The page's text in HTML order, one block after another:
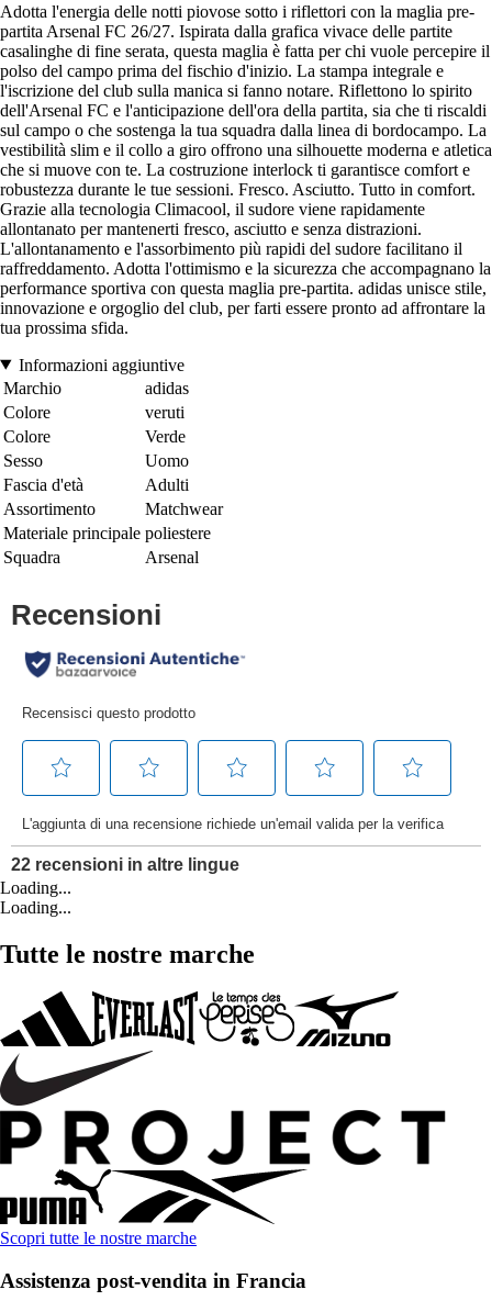
Adotta l'energia delle notti piovose sotto i riflettori con la maglia pre-
partita Arsenal FC 26/27. Ispirata dalla grafica vivace delle partite
casalinghe di fine serata, questa maglia è fatta per chi vuole percepire il
polso del campo prima del fischio d'inizio. La stampa integrale e
l'iscrizione del club sulla manica si fanno notare. Riflettono lo spirito
dell'Arsenal FC e l'anticipazione dell'ora della partita, sia che ti riscaldi
sul campo o che sostenga la tua squadra dalla linea di bordocampo. La
vestibilità slim e il collo a giro offrono una silhouette moderna e atletica
che si muove con te. La costruzione interlock ti garantisce comfort e
robustezza durante le tue sessioni. Fresco. Asciutto. Tutto in comfort.
Grazie alla tecnologia Climacool, il sudore viene rapidamente
allontanato per mantenerti fresco, asciutto e senza distrazioni.
L'allontanamento e l'assorbimento più rapidi del sudore facilitano il
raffreddamento. Adotta l'ottimismo e la sicurezza che accompagnano la
performance sportiva con questa maglia pre-partita. adidas unisce stile,
innovazione e orgoglio del club, per farti essere pronto ad affrontare la
tua prossima sfida.
Informazioni aggiuntive
Marchio
adidas
Colore
veruti
Colore
Verde
Sesso
Uomo
Fascia d'età
Adulti
Assortimento
Matchwear
Materiale principale poliestere
Squadra
Arsenal
Loading...
Loading...
Tutte le nostre marche
Scopri tutte le nostre marche
Assistenza post-vendita in Francia